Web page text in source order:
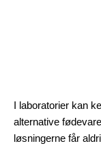
I laboratorier kan
alternative
løsningerne får